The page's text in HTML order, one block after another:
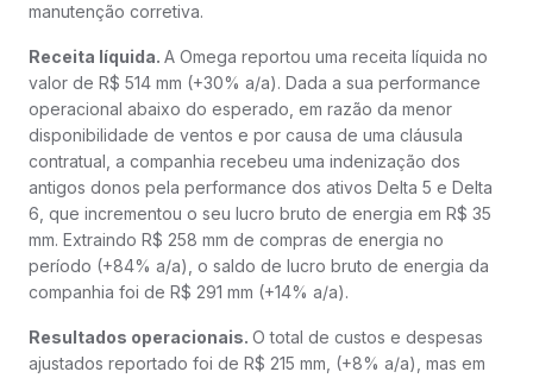
manutenção corretiva.
Receita líquida. A Omega reportou uma receita líquida no
valor de R$ 514 mm (+30% a/a). Dada a sua performance
operacional abaixo do esperado, em razão da menor
disponibilidade de ventos e por causa de uma cláusula
contratual, a companhia recebeu uma indenização dos
antigos donos pela performance dos ativos Delta 5 e Delta
6, que incrementou o seu lucro bruto de energia em R$ 35
mm. Extraindo R$ 258 mm de compras de energia no
período (+84% a/a), o saldo de lucro bruto de energia da
companhia foi de R$ 291 mm (+14% a/a).
Resultados operacionais. O total de custos e despesas
ajustados reportado foi de R$ 215 mm, (+8% a/a), mas em